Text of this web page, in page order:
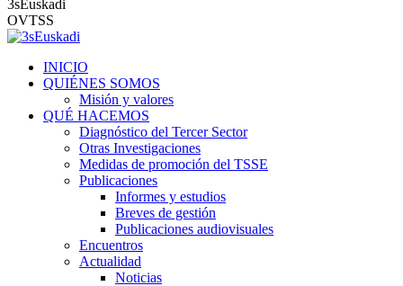
3sEuskadi
OVTSS
INICIO
QUIÉNES SOMOS
Misión y valores
QUÉ HACEMOS
Diagnóstico del Tercer Sector
Otras Investigaciones
Medidas de promoción del TSSE
Publicaciones
Informes y estudios
Breves de gestión
Publicaciones audiovisuales
Encuentros
Actualidad
Noticias